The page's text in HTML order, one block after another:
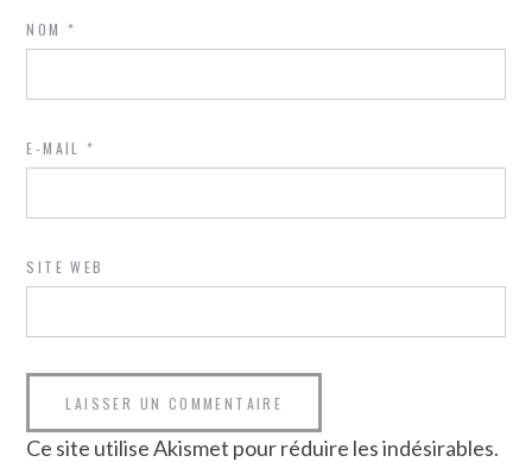
NOM*
E-MAIL*
SITE WEB
Ce site utilise Akismet pour réduire les indésirables.